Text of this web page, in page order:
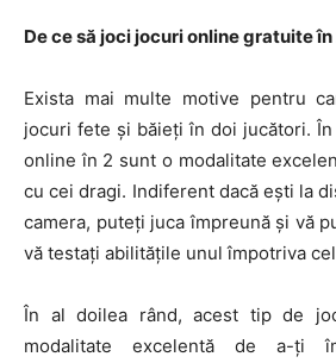
De ce să joci jocuri online gratuite în
Exista mai multe motive pentru
jocuri fete și băieți în doi jucători.
online în 2 sunt o modalitate
cu cei dragi. Indiferent dacă ești la
camera, puteți juca împreună și vă
vă testați abilitățile unul împotriva
În al doilea rând, acest tip de
modalitate excelentă de a-ți